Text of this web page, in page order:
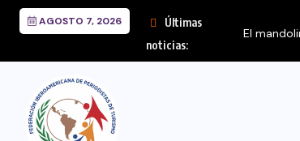
AGOSTO 7, 2026
Últimas
noticias: